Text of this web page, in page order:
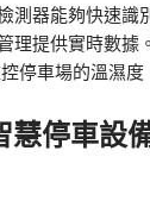
測器能夠快速識
理提供實時數據
停車場的溫濕
慧停車設